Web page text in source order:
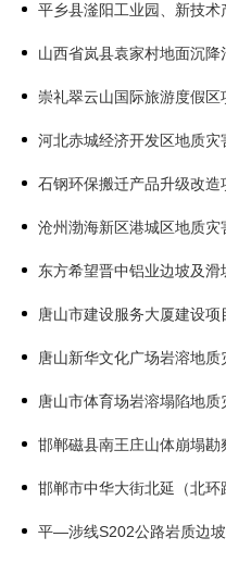
平乡县滏阳工业园、新技
山西省岚县袁家村地面沉降
崇礼翠云山国际旅游度假
河北赤城经济开发区地质灾
石钢环保搬迁产品升级改
沧州渤海新区港城区地质灾
东方希望晋中铝业边坡及滑
唐山市建设服务大厦建设项
唐山新华文化广场岩溶地质
唐山市体育场岩溶塌陷地
邯郸磁县南王庄山体崩塌勘
邯郸市中华大街北延（北
平—涉线S202公路岩质边